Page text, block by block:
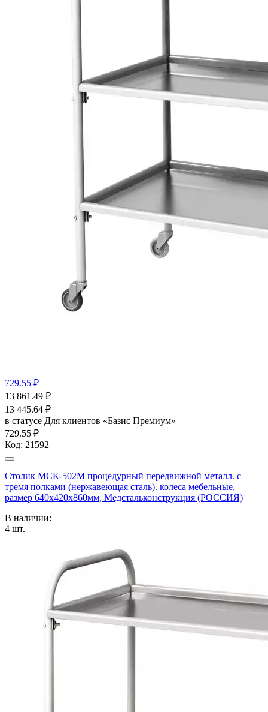
729.55 ₽
13 861.49 ₽
13 445.64 ₽
в статусе Для клиентов «Базис Премиум»
729.55 ₽
Код: 21592
Столик МСК-502М процедурный передвижной металл. с
тремя полками (нержавеющая сталь). колеса мебельные,
размер 640х420х860мм, Медстальконструкция (РОССИЯ)
В наличии:
4 шт.